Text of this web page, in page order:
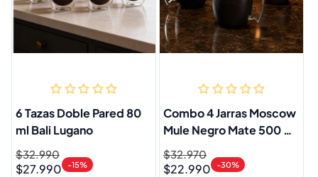
6 Tazas Doble Pared 80
ml Bali Lugano
Precio
habitual
$32.990
Precio
de
$27.990 -15%
Combo 4 Jarras Moscow
Mule Negro Mate 500 ml
Lugano
Precio
habitual
$32.970
Precio
de
$22.990 -30%